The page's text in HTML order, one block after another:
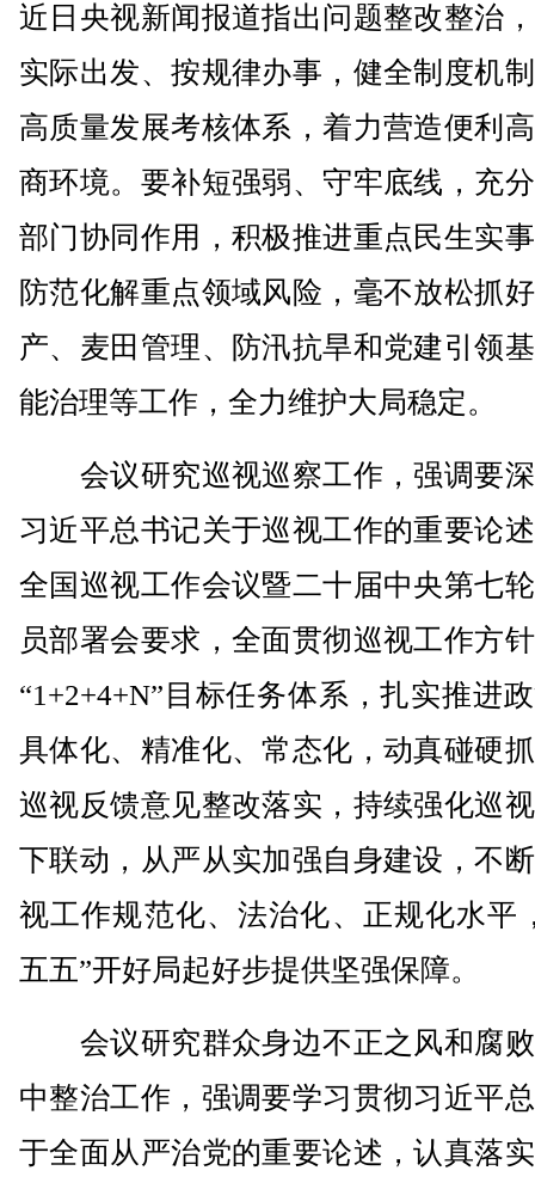
近日央视新闻报道指出问题整改整治
实际出发、按规律办事，健全制度机
高质量发展考核体系，着力营造便利
商环境。要补短强弱、守牢底线，充
部门协同作用，积极推进重点民生实
防范化解重点领域风险，毫不放松抓
产、麦田管理、防汛抗旱和党建引领
能治理等工作，全力维护大局稳定。
会议研究巡视巡察工作，强调要
习近平总书记关于巡视工作的重要论
全国巡视工作会议暨二十届中央第七
员部署会要求，全面贯彻巡视工作方
“1+2+4+N”目标任务体系，扎实推进
具体化、精准化、常态化，动真碰硬
巡视反馈意见整改落实，持续强化巡
下联动，从严从实加强自身建设，不
视工作规范化、法治化、正规化水平
五五”开好局起好步提供坚强保障。
会议研究群众身边不正之风和腐
中整治工作，强调要学习贯彻习近平
于全面从严治党的重要论述，认真落